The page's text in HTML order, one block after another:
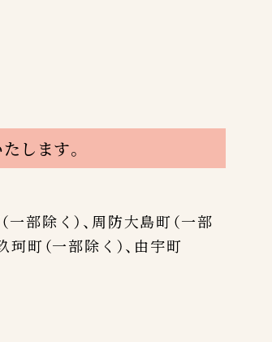
します。
一部除く）、周防大島町（一部
珂町（一部除く）、由宇町